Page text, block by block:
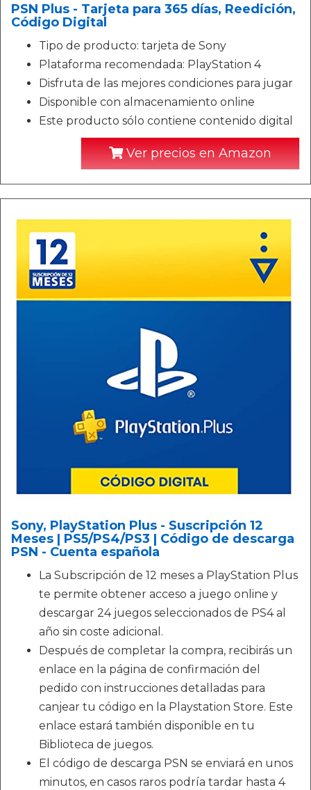
PSN Plus - Tarjeta para 365 días, Reedición,
Código Digital
Tipo de producto: tarjeta de Sony
Plataforma recomendada: PlayStation 4
Disfruta de las mejores condiciones para jugar
Disponible con almacenamiento online
Este producto sólo contiene contenido digital
Ver precios en Amazon
Sony, PlayStation Plus - Suscripción 12
Meses | PS5/PS4/PS3 | Código de descarga
PSN - Cuenta española
La Subscripción de 12 meses a PlayStation Plus
te permite obtener acceso a juego online y
descargar 24 juegos seleccionados de PS4 al
año sin coste adicional.
Después de completar la compra, recibirás un
enlace en la página de confirmación del
pedido con instrucciones detalladas para
canjear tu código en la Playstation Store. Este
enlace estará también disponible en tu
Biblioteca de juegos.
El código de descarga PSN se enviará en unos
minutos, en casos raros podría tardar hasta 4